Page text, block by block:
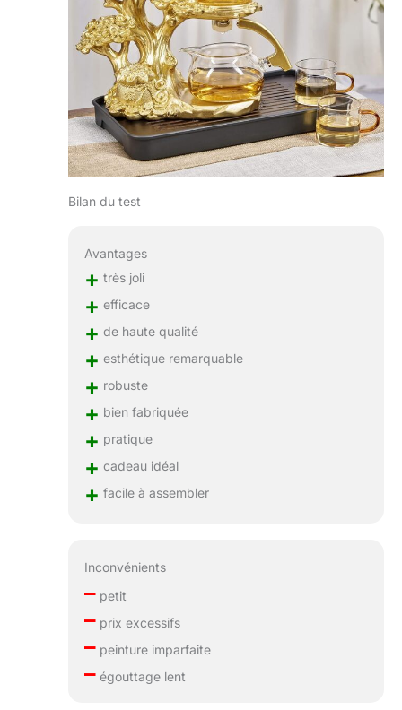
Bilan du test
Avantages
+ très joli
+ efficace
+ de haute qualité
+ esthétique remarquable
+ robuste
+ bien fabriquée
+ pratique
+ cadeau idéal
+ facile à assembler
Inconvénients
–petit
–prix excessifs
–peinture imparfaite
–égouttage lent